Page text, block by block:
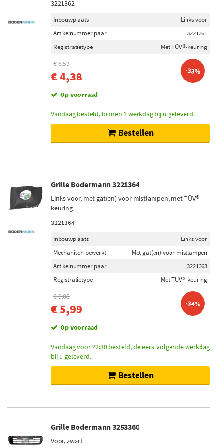
3221362
Inbouwplaats
Links voor
Artikelnummer paar
3221361
Registratietype
Met TÜV®-keuring
€ 6,53
€ 4,38 -33%
Op voorraad
Vandaag besteld, binnen 1 werkdag bij u geleverd.
Bestellen
Grille Bodermann 3221364
Links voor, met gat(en) voor mistlampen, met TÜV®-
keuring
3221364
Inbouwplaats
Links voor
Mechanisch bewerkt
Met gat(en) voor mistlampen
Artikelnummer paar
3221363
Registratietype
Met TÜV®-keuring
€ 9,08
€ 5,99 -34%
Op voorraad
Vandaag voor 22:30 besteld, de eerstvolgende werkdag
bij u geleverd.
Bestellen
Grille Bodermann 3253360
Voor, zwart